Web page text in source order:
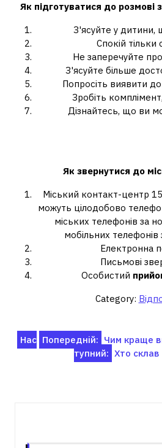
Як підготуватися до розмові
З'ясуйте у дитини,
Спокій тільки
Не заперечуйте
З'ясуйте більше
Попросіть виявити
Зробіть
Дізнайтесь, що ви
Як звернутися до
Міський контакт-центр
можуть цілодобово
міських телефонів за
мобільних
Електронна
Письмові
Особистий
Category:
Навігація
Попередній: Чим краще
Нас
тупний: Хто